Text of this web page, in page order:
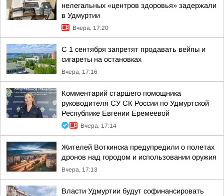
нелегальных «центров здоровья» задержали
в Удмуртии
Вчера, 17:20
С 1 сентября запретят продавать вейпы и
сигареты на остановках
Вчера, 17:16
Комментарий старшего помощника
руководителя СУ СК России по Удмуртской
Республике Евгении Еремеевой
Вчера, 17:14
Жителей Воткинска предупредили о полетах
дронов над городом и использовании оружия
Вчера, 17:13
Власти Удмуртии будут софинансировать